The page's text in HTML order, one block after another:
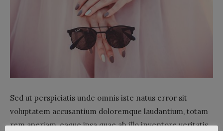
Sed ut perspiciatis unde omnis iste natus error sit
voluptatem accusantium doloremque laudantium, totam
rem aperiam, eaque ipsa quae ab illo inventore veritatis